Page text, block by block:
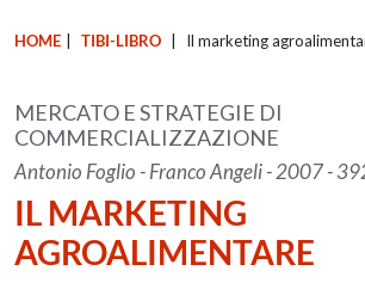
HOME TIBI-LIBRO Il marketing
MERCATO E STRATEGIE DI
COMMERCIALIZZAZIONE
Antonio Foglio - Franco Angeli - 2007 -
IL MARKETING
AGROALIMENTARE